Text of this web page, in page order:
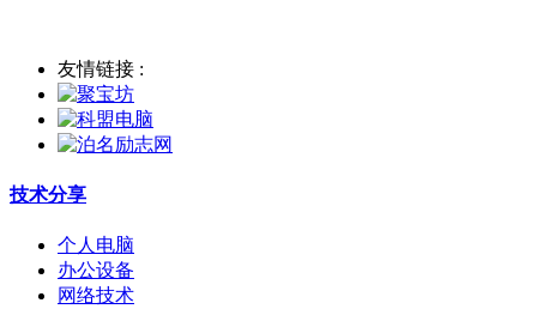
友情链接 :
技术分享
个人电脑
办公设备
网络技术